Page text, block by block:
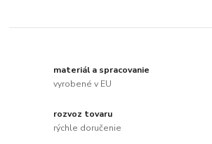
materiál a spracovanie
vyrobené v EU
rozvoz tovaru
rýchle doručenie